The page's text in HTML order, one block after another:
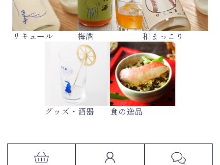
リキュール 梅酒 和まっこり
グッズ・酒器 食の逸品